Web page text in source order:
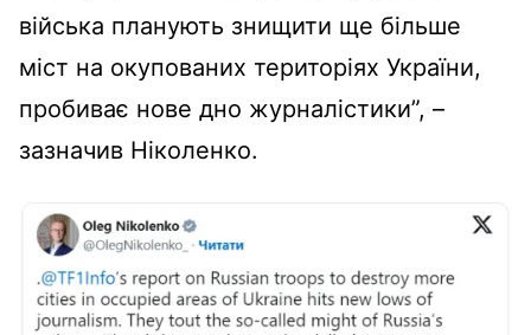
війська планують знищити ще більше
міст на окупованих територіях України,
пробиває нове дно журналістики”, –
зазначив Ніколенко.